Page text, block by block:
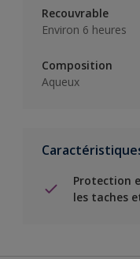
Recouvrable
Environ 6 heures
Composition
Aqueux
Protection
les taches